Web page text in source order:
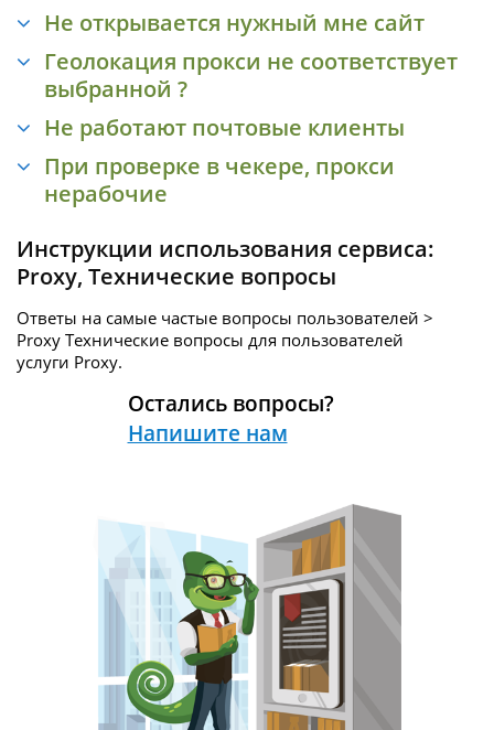
Не открывается нужный мне сайт
Геолокация прокси не соответствует
выбранной ?
Не работают почтовые клиенты
При проверке в чекере, прокси
нерабочие
Инструкции использования сервиса:
Proxy, Технические вопросы
Ответы на самые частые вопросы пользователей >
Proxy Технические вопросы для пользователей
услуги Proxy.
Остались вопросы?
Напишите нам